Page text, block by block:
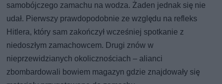
samobójczego zamachu na wodza. Żaden jednak się nie
udał. Pierwszy prawdopodobnie ze względu na refleks
Hitlera, który sam zakończył wcześniej spotkanie z
niedoszłym zamachowcem. Drugi znów w
nieprzewidzianych okolicznościach – alianci
zbombardowali bowiem magazyn gdzie znajdowały się